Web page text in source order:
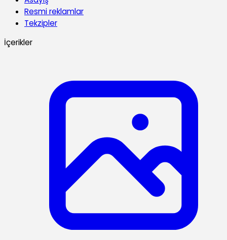
Resmi reklamlar
Tekzipler
İçerikler